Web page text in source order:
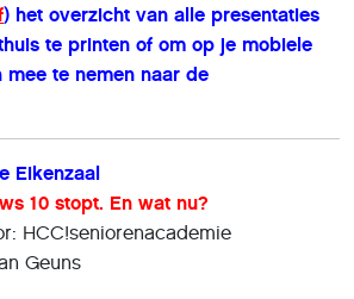
) het overzicht van alle presentaties
te printen of om op je mobiele
mee te nemen naar de
Eikenzaal
10 stopt. En wat nu?
HCC!seniorenacademie
Geuns